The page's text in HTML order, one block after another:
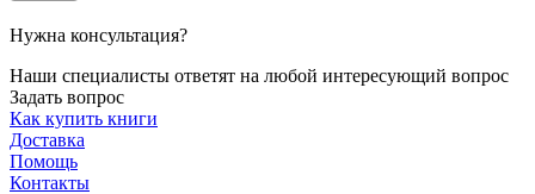
Нужна консультация?
Наши специалисты ответят на любой интересующий вопрос
Задать вопрос
Как купить книги
Доставка
Помощь
Контакты